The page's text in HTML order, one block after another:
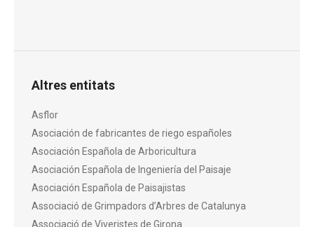
Altres entitats
Asflor
Asociación de fabricantes de riego españoles
Asociación Española de Arboricultura
Asociación Española de Ingeniería del Paisaje
Asociación Española de Paisajistas
Associació de Grimpadors d’Arbres de Catalunya
Associació de Viveristes de Girona